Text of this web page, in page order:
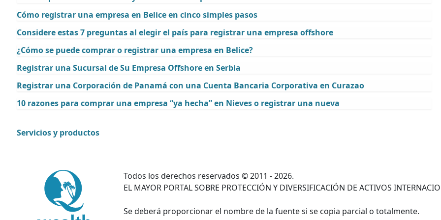
Cómo registrar una empresa en Belice en cinco simples pasos
Considere estas 7 preguntas al elegir el país para registrar una empresa offshore
¿Cómo se puede comprar o registrar una empresa en Belice?
Registrar una Sucursal de Su Empresa Offshore en Serbia
Registrar una Corporación de Panamá con una Cuenta Bancaria Corporativa en Curazao
10 razones para comprar una empresa “ya hecha” en Nieves o registrar una nueva
Servicios y productos
Todos los derechos reservados © 2011 - 2026.
EL MAYOR PORTAL SOBRE PROTECCIÓN Y DIVERSIFICACIÓN DE ACTIVOS
Se deberá proporcionar el nombre de la fuente si se copia parcial o totalmente.